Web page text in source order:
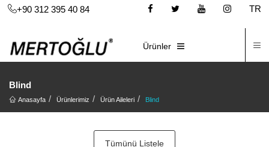
+90 312 395 40 84
TR
Ürünler
Blind
Anasayfa Ürünlerimiz Ürün Aileleri Blind
Tümünü Listele